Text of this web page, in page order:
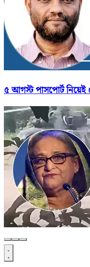
৫ আগস্ট পাসপোর্ট নিয়েই